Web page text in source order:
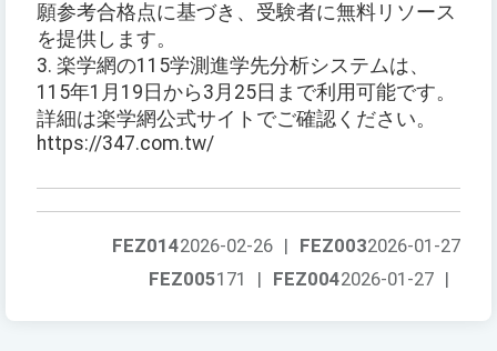
願参考合格点に基づき、受験者に無料リソース
を提供します。
3. 楽学網の115学測進学先分析システムは、
115年1月19日から3月25日まで利用可能です。
詳細は楽学網公式サイトでご確認ください。
https://347.com.tw/
FEZ0032026-01-27
FEZ0142026-02-26 |
FEZ0042026-01-27 |
FEZ005171 |